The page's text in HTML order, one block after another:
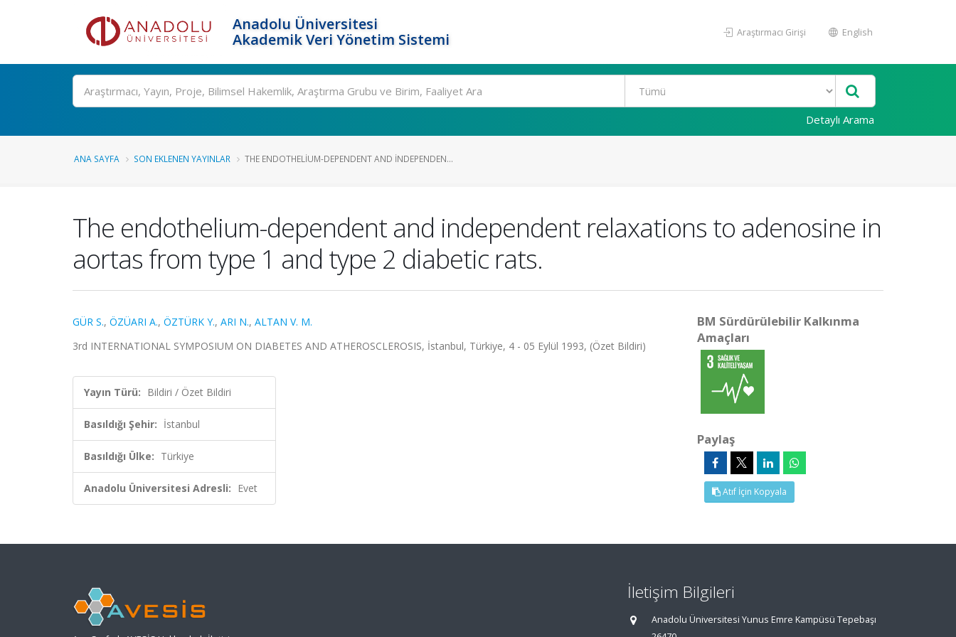
Anadolu Üniversitesi
Akademik Veri Yönetim Sistemi
Araştırmacı Girişi English
Ara
Detaylı Arama
ANA SAYFA SON EKLENEN YAYINLAR THE ENDOTHELIUM-DEPENDENT AND INDEPENDEN...
The endothelium-dependent and independent relaxations to adenosine in
aortas from type 1 and type 2 diabetic rats.
GÜR S., ÖZÜARI A., ÖZTÜRK Y., ARI N., ALTAN V. M.
3rd INTERNATIONAL SYMPOSIUM ON DIABETES AND ATHEROSCLEROSIS, İstanbul, Türkiye, 4 - 05 Eylül 1993, (Özet Bildiri)
Yayın Türü: Bildiri / Özet Bildiri
Basıldığı Şehir: İstanbul
Basıldığı Ülke: Türkiye
Anadolu Üniversitesi Adresli: Evet
BM Sürdürülebilir Kalkınma
Amaçları
Paylaş
Atıf İçin Kopyala
İletişim Bilgileri
Anadolu Üniversitesi Yunus Emre Kampüsü Tepebaşı